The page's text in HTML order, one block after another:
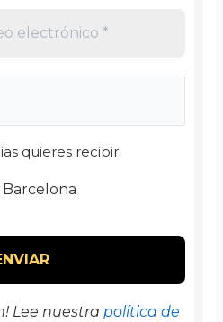
quieres recibir:
Lee nuestra política de